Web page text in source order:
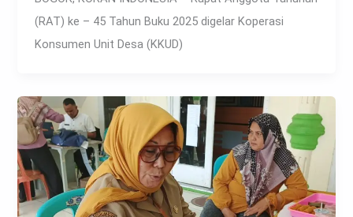
(RAT) ke – 45 Tahun Buku 2025 digelar Koperasi
Konsumen Unit Desa (KKUD)